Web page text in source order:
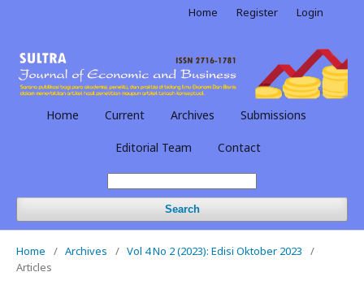
Home Current Archives Submissions
Editorial Team Contact
Search
Home Register Login
Home / Archives / Vol 4 No 2 (2023): Edisi Oktober 2023
/
Articles